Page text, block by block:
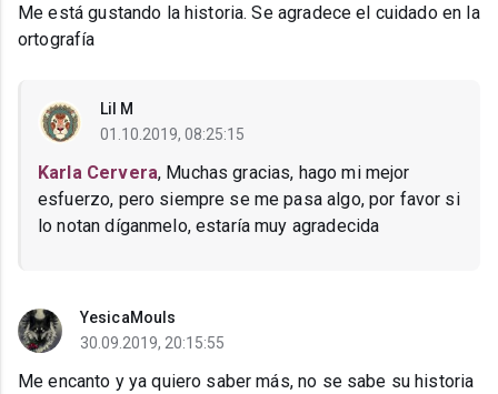
Me está gustando la historia. Se agradece el cuidado en la
ortografía
Lil M
01.10.2019, 08:25:15
Karla Cervera, Muchas gracias, hago mi mejor
esfuerzo, pero siempre se me pasa algo, por favor si
lo notan díganmelo, estaría muy agradecida
YesicaMouls
30.09.2019, 20:15:55
Me encanto y ya quiero saber más, no se sabe su historia